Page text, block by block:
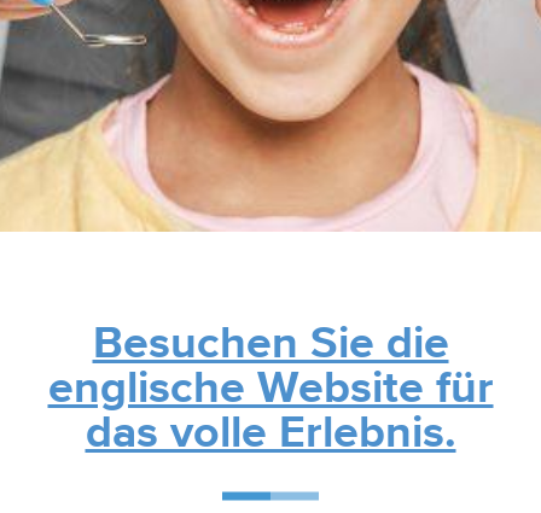
Besuchen Sie die
englische Website für
das volle Erlebnis.